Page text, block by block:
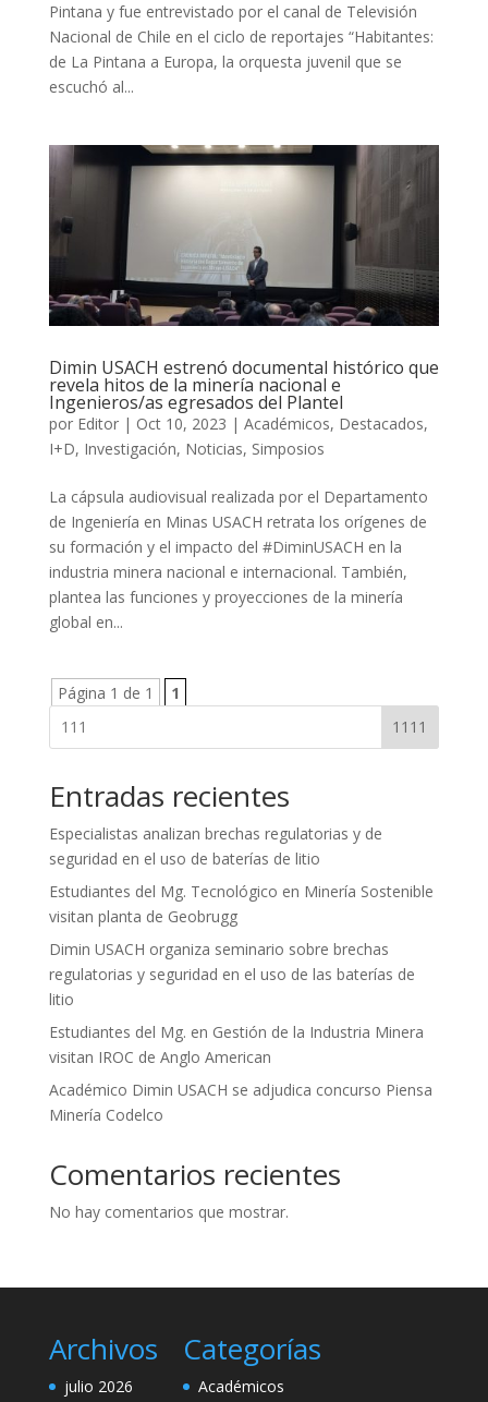
Pintana y fue entrevistado por el canal de Televisión
Nacional de Chile en el ciclo de reportajes “Habitantes:
de La Pintana a Europa, la orquesta juvenil que se
escuchó al...
Dimin USACH estrenó documental histórico que
revela hitos de la minería nacional e
Ingenieros/as egresados del Plantel
por Editor| Oct 10, 2023 | Académicos, Destacados,
I+D, Investigación, Noticias, Simposios
La cápsula audiovisual realizada por el Departamento
de Ingeniería en Minas USACH retrata los orígenes de
su formación y el impacto del #DiminUSACH en la
industria minera nacional e internacional. También,
plantea las funciones y proyecciones de la minería
global en...
Página 1 de 1
1
1111
Entradas recientes
Especialistas analizan brechas regulatorias y de
seguridad en el uso de baterías de litio
Estudiantes del Mg. Tecnológico en Minería Sostenible
visitan planta de Geobrugg
Dimin USACH organiza seminario sobre brechas
regulatorias y seguridad en el uso de las baterías de
litio
Estudiantes del Mg. en Gestión de la Industria Minera
visitan IROC de Anglo American
Académico Dimin USACH se adjudica concurso Piensa
Minería Codelco
Comentarios recientes
No hay comentarios que mostrar.
Archivos
julio 2026
Categorías
Académicos